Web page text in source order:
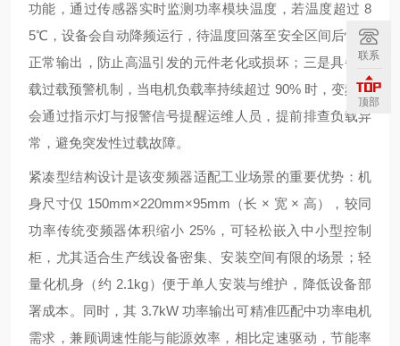
功能，通过传感器实时监测功率模块温度，若温度超过 8
5℃，设备会自动降频运行，待温度回落至安全区间后恢复
正常输出，防止高温引发的元件老化或损坏；三是具备负
载过载预警机制，当电机负载率持续超过 90% 时，变频器
会通过指示灯与报警信号提醒运维人员，提前排查负载异
常，避免突发性过载故障。
紧凑型结构设计是该变频器适配工业场景的重要优势：机
身尺寸仅 150mm×220mm×95mm（长 × 宽 × 高），较同
功率传统变频器体积缩小 25%，可轻松嵌入中小型控制
柜，尤其适合生产线设备密集、安装空间有限的场景；轻
量化机身（约 2.1kg）便于单人安装与维护，降低设备部
署成本。同时，其 3.7kW 功率输出可精准匹配中功率电机
需求，兼顾调速性能与能源效率，相比定速驱动，节能率
联系
顶部